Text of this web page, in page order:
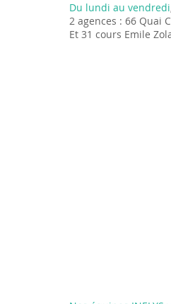
Du lundi au vendredi
2 agences : 66 Quai
Et 31 cours Emile